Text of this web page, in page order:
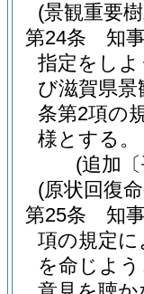
(景観重要
第24条
知
指定をし
び滋賀県
条第2項の
様とする。
(追加
(原状回復
第25条
知
項の規定
を命じよ